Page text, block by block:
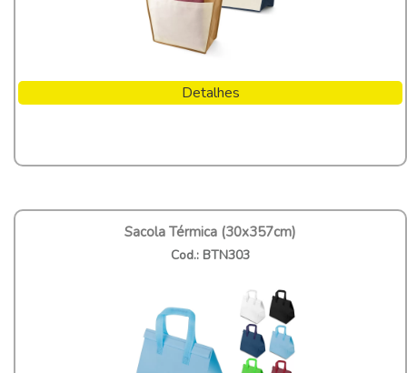
Detalhes
Sacola Térmica (30x357cm)
Cod.: BTN303